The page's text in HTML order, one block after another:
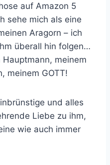
auf Amazon 5
sehe mich als eine
Aragorn – ich
überall hin folgen…
meinem
meinem GOTT!
und alles
Liebe zu ihm,
wie auch immer